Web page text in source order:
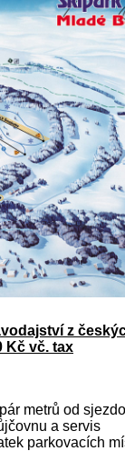
z
Kč vč. tax
metrů od
a servis
parkovacích